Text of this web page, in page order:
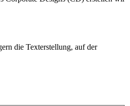
die Texterstellung, auf der